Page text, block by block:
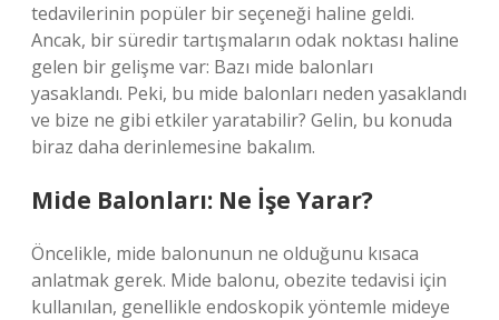
tedavilerinin popüler bir seçeneği haline geldi.
Ancak, bir süredir tartışmaların odak noktası haline
gelen bir gelişme var: Bazı mide balonları
yasaklandı. Peki, bu mide balonları neden yasaklandı
ve bize ne gibi etkiler yaratabilir? Gelin, bu konuda
biraz daha derinlemesine bakalım.
Mide Balonları: Ne İşe Yarar?
Öncelikle, mide balonunun ne olduğunu kısaca
anlatmak gerek. Mide balonu, obezite tedavisi için
kullanılan, genellikle endoskopik yöntemle mideye